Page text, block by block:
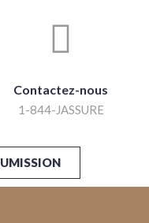
Contactez-nous
1-844-JASSURE